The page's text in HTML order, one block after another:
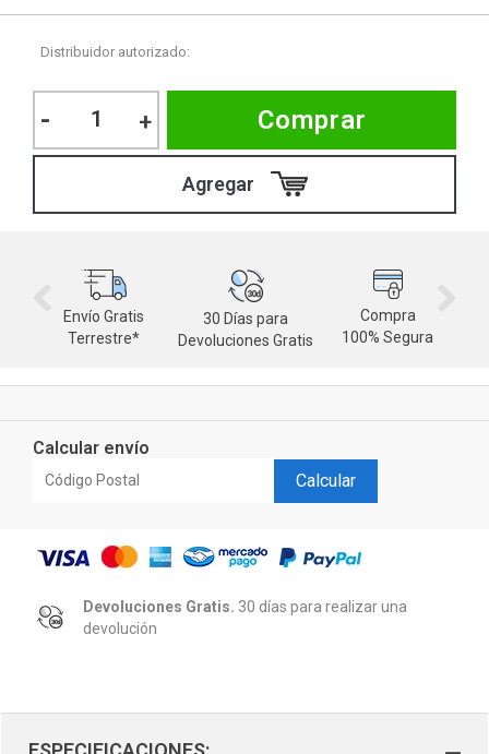
Distribuidor autorizado:
- + Comprar
Envío Gratis
Terrestre*
30 Días para
Devoluciones Gratis
Compra
100% Segura
Calcular envío
Calcular
Devoluciones Gratis. 30 días para realizar una
devolución